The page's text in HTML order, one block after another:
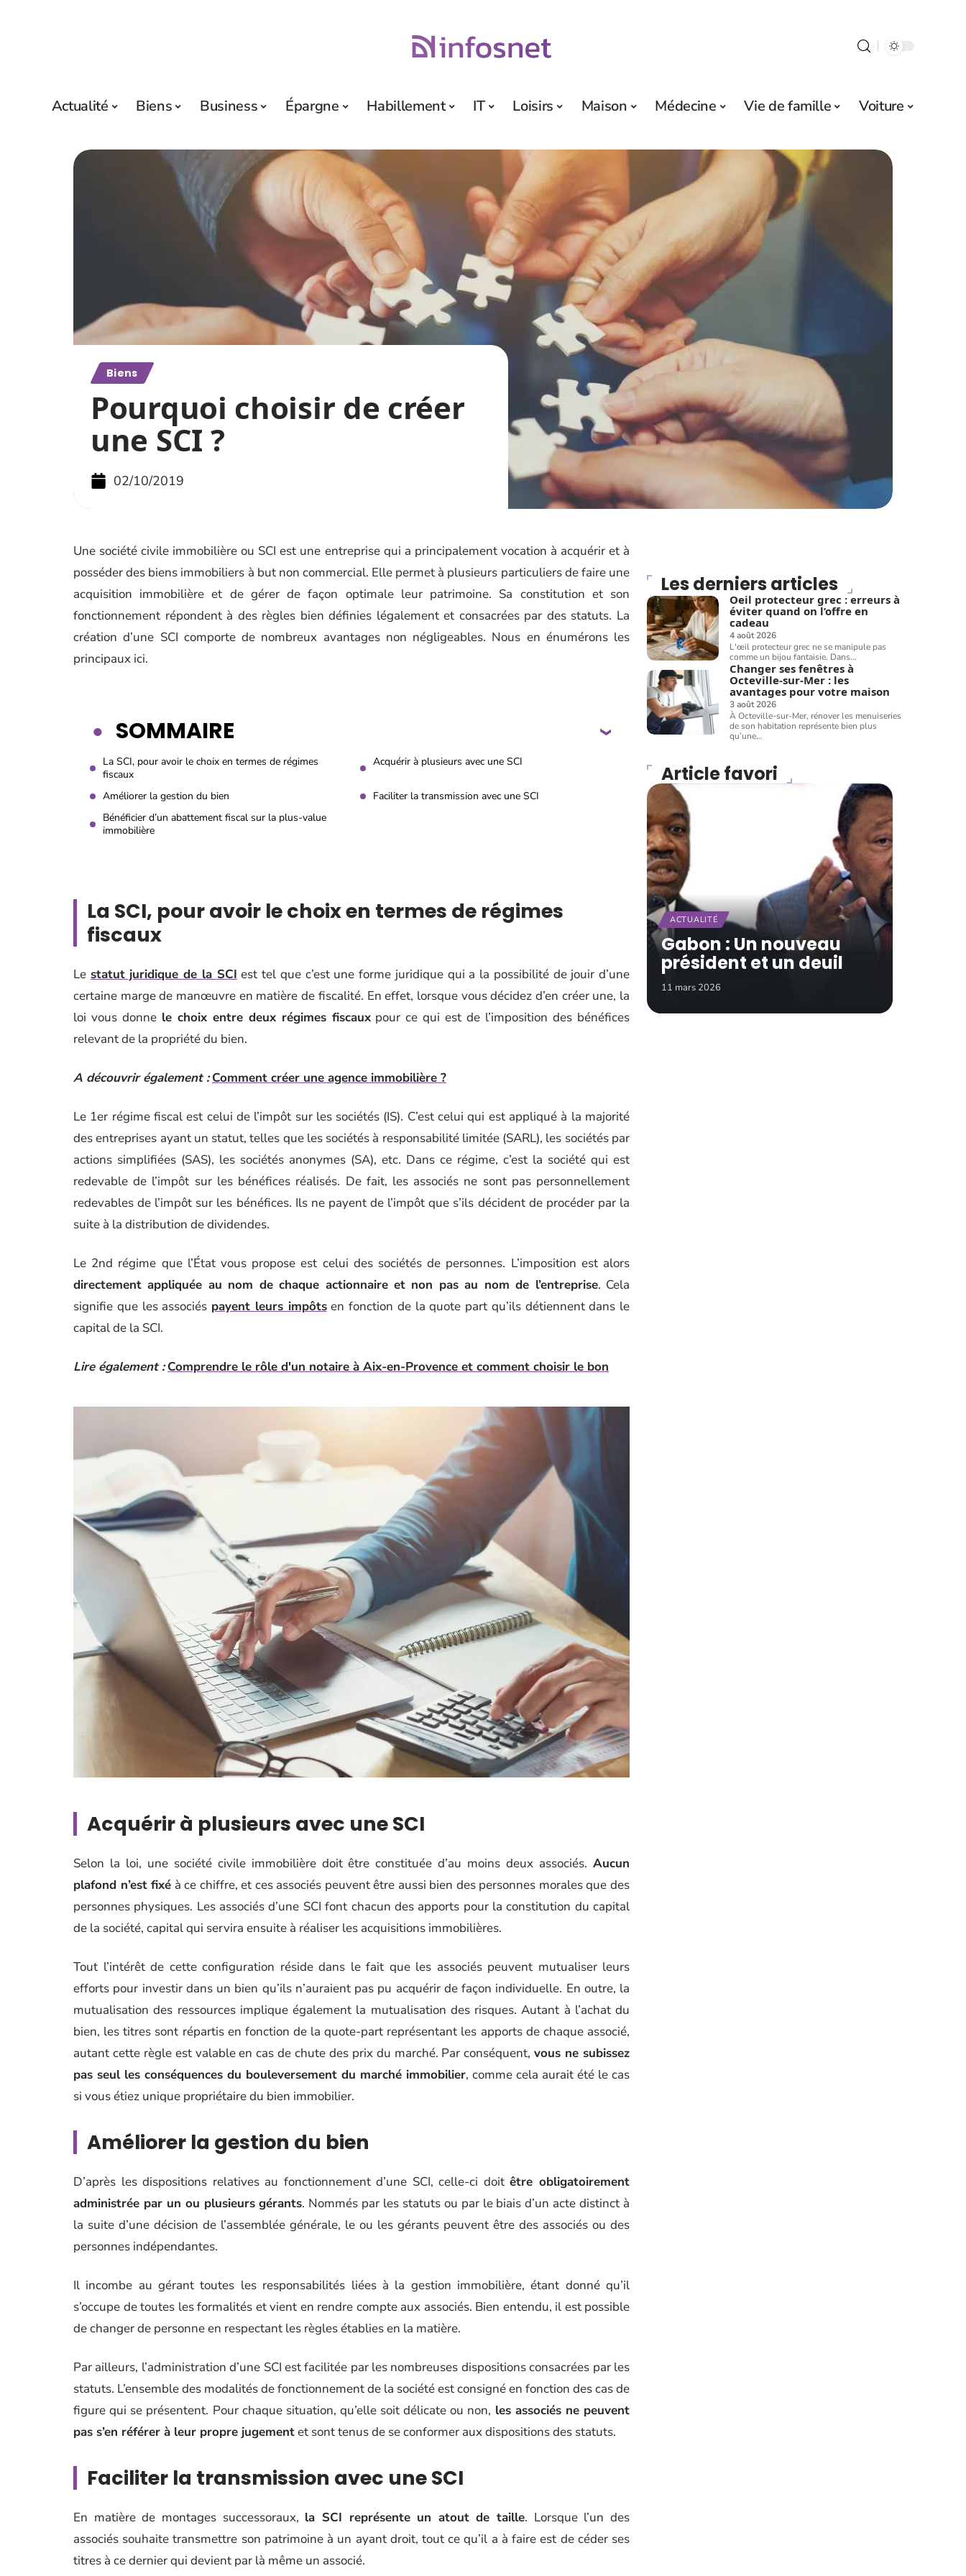
Actualité Biens Business Épargne Habillement IT Loisirs Maison Médecine Vie de famille Voiture
Biens
Pourquoi choisir de créer
une SCI ?
02/10/2019
Une société civile immobilière ou SCI est une entreprise qui a principalement vocation à acquérir et à
posséder des biens immobiliers à but non commercial. Elle permet à plusieurs particuliers de faire une
acquisition immobilière et de gérer de façon optimale leur patrimoine. Sa constitution et son
fonctionnement répondent à des règles bien définies légalement et consacrées par des statuts. La
création d’une SCI comporte de nombreux avantages non négligeables. Nous en énumérons les
principaux ici.
SOMMAIRE
La SCI, pour avoir le choix en termes de régimes
fiscaux
Acquérir à plusieurs avec une SCI
Améliorer la gestion du bien
Faciliter la transmission avec une SCI
Bénéficier d’un abattement fiscal sur la plus-value
immobilière
La SCI, pour avoir le choix en termes de régimes
fiscaux
Le statut juridique de la SCI est tel que c’est une forme juridique qui a la possibilité de jouir d’une
certaine marge de manœuvre en matière de fiscalité. En effet, lorsque vous décidez d’en créer une, la
loi vous donne le choix entre deux régimes fiscauxpour ce qui est de l’imposition des bénéfices
relevant de la propriété du bien.
A découvrir également : Comment créer une agence immobilière ?
Le 1er régime fiscal est celui de l’impôt sur les sociétés (IS). C’est celui qui est appliqué à la majorité
des entreprises ayant un statut, telles que les sociétés à responsabilité limitée (SARL), les sociétés par
actions simplifiées (SAS), les sociétés anonymes (SA), etc. Dans ce régime, c’est la société qui est
redevable de l’impôt sur les bénéfices réalisés. De fait, les associés ne sont pas personnellement
redevables de l’impôt sur les bénéfices. Ils ne payent de l’impôt que s’ils décident de procéder par la
suite à la distribution de dividendes.
Le 2nd régime que l’État vous propose est celui des sociétés de personnes. L’imposition est alors
directement appliquée au nom de chaque actionnaire et non pas au nom de l’entreprise. Cela
signifie que les associés payent leurs impôtsen fonction de la quote part qu’ils détiennent dans le
capital de la SCI.
Lire également : Comprendre le rôle d'un notaire à Aix-en-Provence et comment choisir le bon
Acquérir à plusieurs avec une SCI
Selon la loi, une société civile immobilière doit être constituée d’au moins deux associés. Aucun
plafond n’est fixé à ce chiffre, et ces associés peuvent être aussi bien des personnes morales que des
personnes physiques. Les associés d’une SCI font chacun des apports pour la constitution du capital
de la société, capital qui servira ensuite à réaliser les acquisitions immobilières.
Tout l’intérêt de cette configuration réside dans le fait que les associés peuvent mutualiser leurs
efforts pour investir dans un bien qu’ils n’auraient pas pu acquérir de façon individuelle. En outre, la
mutualisation des ressources implique également la mutualisation des risques. Autant à l’achat du
bien, les titres sont répartis en fonction de la quote-part représentant les apports de chaque associé,
autant cette règle est valable en cas de chute des prix du marché. Par conséquent,vous ne subissez
pas seul les conséquences du bouleversement du marché immobilier, comme cela aurait été le cas
si vous étiez unique propriétaire du bien immobilier.
Améliorer la gestion du bien
D’après les dispositions relatives au fonctionnement d’une SCI, celle-ci doitêtre obligatoirement
administrée par un ou plusieurs gérants. Nommés par les statuts ou par le biais d’un acte distinct à
la suite d’une décision de l’assemblée générale, le ou les gérants peuvent être des associés ou des
personnes indépendantes.
Il incombe au gérant toutes les responsabilités liées à la gestion immobilière, étant donné qu’il
s’occupe de toutes les formalités et vient en rendre compte aux associés. Bien entendu, il est possible
de changer de personne en respectant les règles établies en la matière.
Par ailleurs, l’administration d’une SCI est facilitée par les nombreuses dispositions consacrées par les
statuts. L’ensemble des modalités de fonctionnement de la société est consigné en fonction des cas de
figure qui se présentent. Pour chaque situation, qu’elle soit délicate ou non, les associés ne peuvent
pas s’en référer à leur propre jugementet sont tenus de se conformer aux dispositions des statuts.
Faciliter la transmission avec une SCI
En matière de montages successoraux, la SCI représente un atout de taille. Lorsque l’un des
associés souhaite transmettre son patrimoine à un ayant droit, tout ce qu’il a à faire est de céder ses
titres à ce dernier qui devient par là même un associé.
Les derniers articles
Oeil protecteur grec : erreurs à
éviter quand on l’offre en
cadeau
4 août 2026
L'œil protecteur grec ne se manipule pas
comme un bijou fantaisie. Dans…
Changer ses fenêtres à
Octeville-sur-Mer : les
avantages pour votre maison
3 août 2026
À Octeville-sur-Mer, rénover les menuiseries
de son habitation représente bien plus
qu’une…
Article favori
ACTUALITÉ
Gabon : Un nouveau
président et un deuil
11 mars 2026